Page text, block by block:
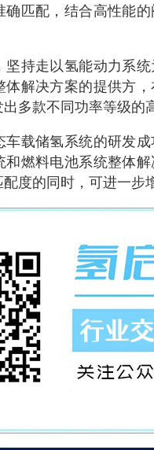
确匹配，结合高性能
持走以氢能动力系
体解决方案的提供方
多款不同功率等级的
车载储氢系统的研发
和燃料电池系统整体
度的同时，可进一步